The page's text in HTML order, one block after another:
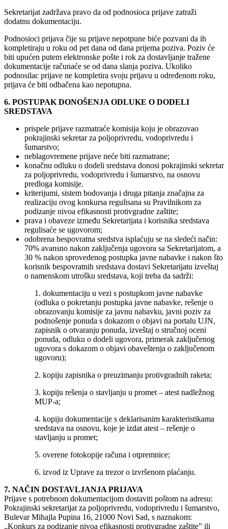
Sekretarijat zadržava pravo da od podnosioca prijave zatraži
dodatnu dokumentaciju.
Podnosioci prijava čije su prijave nepotpune biće pozvani da ih
kompletiraju u roku od pet dana od dana prijema poziva. Poziv će
biti upućen putem elektronske pošte i rok za dostavljanje tražene
dokumentacije računaće se od dana slanja poziva. Ukoliko
podnosilac prijave ne kompletira svoju prijavu u određenom roku,
prijava će biti odbačena kao nepotupna.
6. POSTUPAK DONOŠENJA ODLUKE O DODELI
SREDSTAVA
prispele prijave razmatraće komisija koju je obrazovao
pokrajinski sekretar za poljoprivredu, vodoprivredu i
šumarstvo;
neblagovremene prijave neće biti razmatrane;
konačnu odluku o dodeli sredstava donosi pokrajinski sekretar
za poljoprivredu, vodoprivredu i šumarstvo, na osnovu
predloga komisije.
kriterijumi, sistem bodovanja i druga pitanja značajna za
realizaciju ovog konkursa regulisana su Pravilnikom za
podizanje nivoa efikasnosti protivgradne zaštite;
prava i obaveze između Sekretarijata i korisnika sredstava
regulisaće se ugovorom;
odobrena bespovratna sredstva isplaćuju se na sledeći način:
70% avansno nakon zaključenja ugovora sa Sekretarijatom, a
30 % nakon sprovedenog postupka javne nabavke i nakon što
korisnik bespovratnih sredstava dostavi Sekretarijatu izveštaj
o namenskom utrošku sredstava, koji treba da sadrži:
1. dokumentaciju u vezi s postupkom javne nabavke
(odluka o pokretanju postupka javne nabavke, rešenje o
obrazovanju komisije za javnu nabavku, javni poziv za
podnošenje ponuda s dokazom o objavi na portalu UJN,
zapisnik o otvaranju ponuda, izveštaj o stručnoj oceni
ponuda, odluku o dodeli ugovora, primerak zaključenog
ugovora s dokazom o objavi obaveštenja o zaključenom
ugovoru);
2. kopiju zapisnika o preuzimanju protivgradnih raketa;
3. kopiju rešenja o stavljanju u promet – atest nadležnog
MUP-a;
4. kopiju dokumentacije s deklarisanim karakteristikama
sredstava na osnovu, koje je izdat atest – rešenje o
stavljanju u promet;
5. overene fotokopije računa i otpremnice;
6. izvod iz Uprave za trezor o izvršenom plaćanju.
7. NAČIN DOSTAVLJANJA PRIJAVA
Prijave s potrebnom dokumentacijom dostaviti poštom na adresu:
Pokrajinski sekretarijat za poljoprivredu, vodoprivredu i šumarstvo,
Bulevar Mihajla Pupina 16, 21000 Novi Sad, s naznakom:
„Konkurs za podizanje nivoa efikasnosti protivgradne zaštite” ili